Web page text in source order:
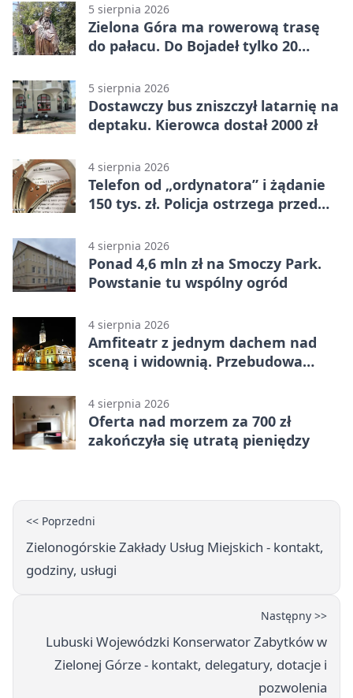
5 sierpnia 2026
Zielona Góra ma rowerową trasę
do pałacu. Do Bojadeł tylko 20
5 sierpnia 2026
Dostawczy bus zniszczył latarnię na
deptaku. Kierowca dostał 2000 zł
4 sierpnia 2026
Telefon od „ordynatora” i żądanie
150 tys. zł. Policja ostrzega przed
4 sierpnia 2026
Ponad 4,6 mln zł na Smoczy Park.
Powstanie tu wspólny ogród
4 sierpnia 2026
Amfiteatr z jednym dachem nad
sceną i widownią. Przebudowa
4 sierpnia 2026
Oferta nad morzem za 700 zł
zakończyła się utratą pieniędzy
<< Poprzedni
Zielonogórskie Zakłady Usług Miejskich - kontakt,
godziny, usługi
Następny >>
Lubuski Wojewódzki Konserwator Zabytków w
Zielonej Górze - kontakt, delegatury, dotacje i
pozwolenia